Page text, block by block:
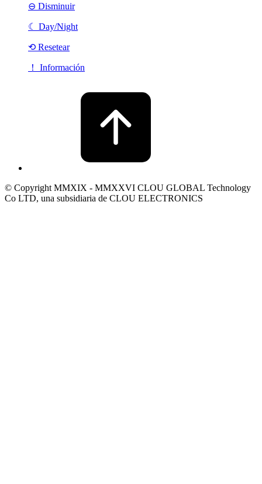
⊖ Disminuir
☾ Day/Night
⟲ Resetear
！ Información
© Copyright MMXIX - MMXXVI CLOU GLOBAL Technology
Co LTD, una subsidiaria de CLOU ELECTRONICS